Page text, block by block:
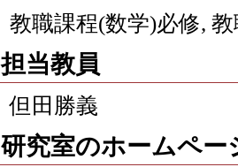
教職課程(数学)必修,
担当教員
但田勝義
研究室のホームペー